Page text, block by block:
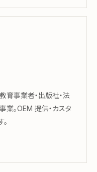
育事業者・出版社・法
。OEM 提供・カスタ